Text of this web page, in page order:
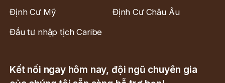
Định Cư Mỹ
Định Cư Châu Âu
Đầu tư nhập tịch Caribe
Kết nối ngay hôm nay, đội ngũ chuyên gia